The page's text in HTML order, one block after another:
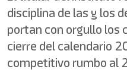
disciplina de las y los
portan con orgullo los
cierre del calendario
competitivo rumbo al